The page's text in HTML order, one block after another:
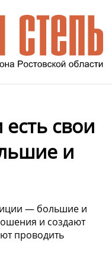
свои
и
— большие и
и создают
проводить